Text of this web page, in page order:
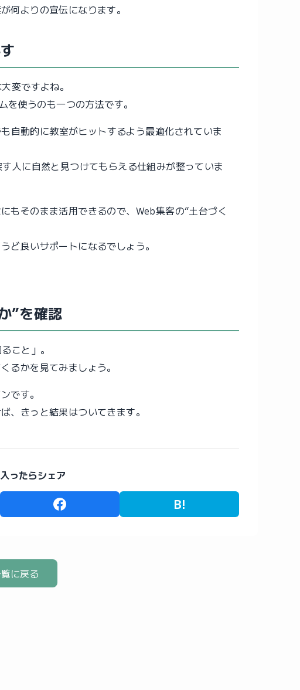
何よりの宣伝になります。
変ですよね。
を使うのも一つの方法です。
自動的に教室がヒットするよう最適化されていま
人に自然と見つけてもらえる仕組みが整っていま
もそのまま活用できるので、Web集客の“土台づく
ど良いサポートになるでしょう。
”を確認
こと」。
るかを見てみましょう。
です。
、きっと結果はついてきます。
ったらシェア
B!
に戻る